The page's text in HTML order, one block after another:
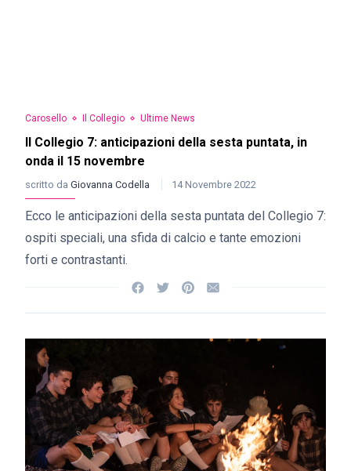
Carosello Il Collegio Ultime News
Il Collegio 7: anticipazioni della sesta puntata, in
onda il 15 novembre
scritto da Giovanna Codella 14 Novembre 2022
Ecco le anticipazioni della sesta puntata del Collegio 7:
ospiti speciali, una sfida di calcio e tante emozioni
forti e contrastanti.